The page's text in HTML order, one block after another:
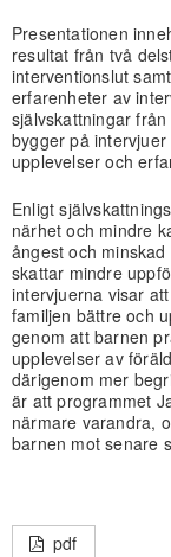
Presentationen
resultat från två
interventionslut
erfarenheter av
självskattningar
bygger på
upplevelser och
Enligt
närhet och mindre
ångest och
skattar mindre
intervjuerna visar
familjen bättre och
genom att barnen
upplevelser av
därigenom mer
är att programmet
närmare varandra,
barnen mot senare
pdf